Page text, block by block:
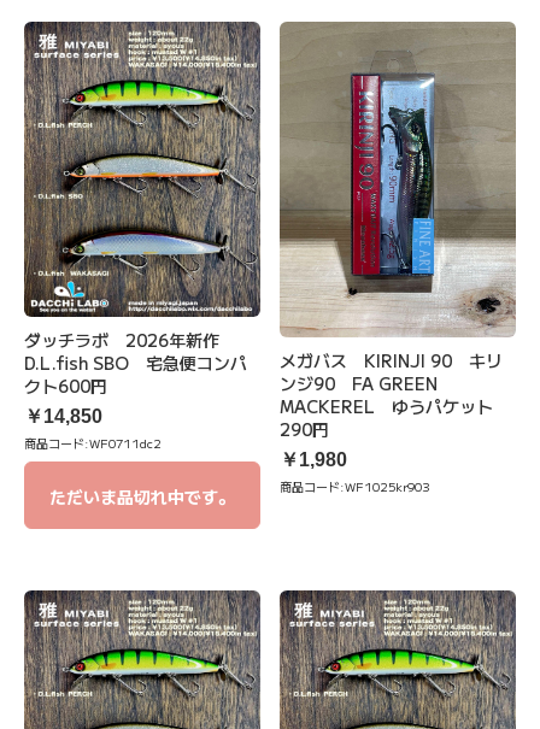
ダッチラボ 2026年新作
D.L.fish SBO 宅急便コンパ
クト600円
￥14,850
商品コード:WF0711dc2
ただいま品切れ中です。
メガバス KIRINJI 90 キリ
ンジ90 FA GREEN
MACKEREL ゆうパケット
290円
￥1,980
商品コード:WF1025kr903